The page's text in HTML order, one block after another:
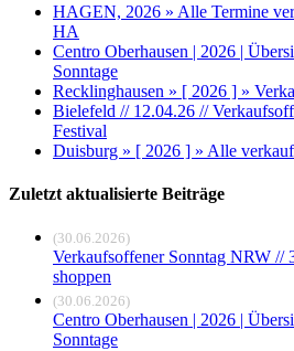
HAGEN, 2026 » Alle Termine
HA
Centro Oberhausen | 2026 |
Sonntage
Recklinghausen » [ 2026 ] »
Bielefeld // 12.04.26 //
Festival
Duisburg » [ 2026 ] » Alle
Zuletzt aktualisierte Beiträge
(30.06.2026)
Verkaufsoffener Sonntag NRW //
shoppen
(30.06.2026)
Centro Oberhausen | 2026 |
Sonntage